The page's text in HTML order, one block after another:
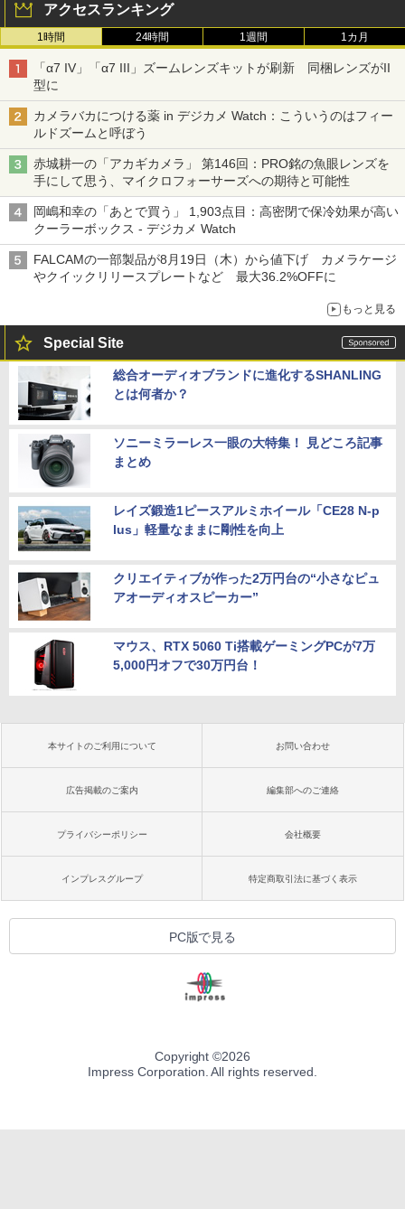
アクセスランキング
1時間 24時間 1週間 1カ月
「α7 IV」「α7 III」ズームレンズキットが刷新 同梱レンズがII
型に
カメラバカにつける薬 in デジカメ Watch：こういうのはフィー
ルドズームと呼ぼう
赤城耕一の「アカギカメラ」 第146回：PRO銘の魚眼レンズを
手にして思う、マイクロフォーサーズへの期待と可能性
岡嶋和幸の「あとで買う」 1,903点目：高密閉で保冷効果が高い
クーラーボックス - デジカメ Watch
FALCAMの一部製品が8月19日（木）から値下げ カメラケージ
やクイックリリースプレートなど 最大36.2%OFFに
もっと見る
Special Site
総合オーディオブランドに進化するSHANLING
とは何者か？
ソニーミラーレス一眼の大特集！ 見どころ記事
まとめ
レイズ鍛造1ピースアルミホイール「CE28 N-p
lus」軽量なままに剛性を向上
クリエイティブが作った2万円台の“小さなピュ
アオーディオスピーカー”
マウス、RTX 5060 Ti搭載ゲーミングPCが7万
5,000円オフで30万円台！
本サイトのご利用について お問い合わせ
広告掲載のご案内 編集部へのご連絡
プライバシーポリシー 会社概要
インプレスグループ 特定商取引法に基づく表示
PC版で見る
Copyright ©2026
Impress Corporation. All rights reserved.